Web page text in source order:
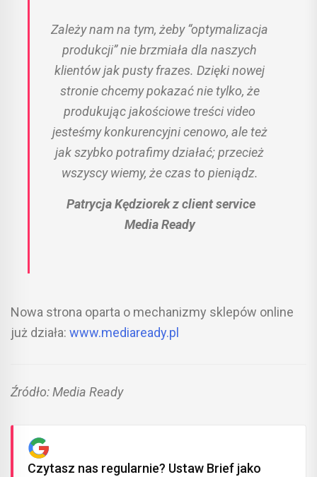
Zależy nam na tym, żeby “optymalizacja
produkcji” nie brzmiała dla naszych
klientów jak pusty frazes. Dzięki nowej
stronie chcemy pokazać nie tylko, że
produkując jakościowe treści video
jesteśmy konkurencyjni cenowo, ale też
jak szybko potrafimy działać; przecież
wszyscy wiemy, że czas to pieniądz.
Patrycja Kędziorek z client service
Media Ready
Nowa strona oparta o mechanizmy sklepów online
już działa: www.mediaready.pl
Źródło: Media Ready
Czytasz nas regularnie? Ustaw Brief jako